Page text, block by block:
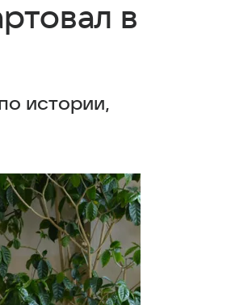
в
истории,